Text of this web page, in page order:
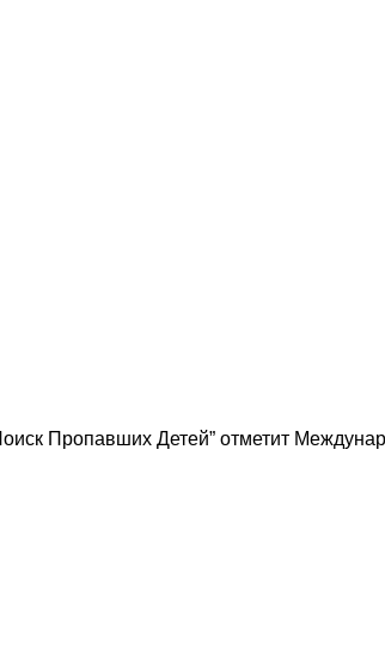
Пропавших Детей” отметит